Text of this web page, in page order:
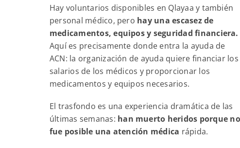
Hay voluntarios disponibles en Qlayaa y también
personal médico, pero hay una escasez de
medicamentos, equipos y seguridad financiera.
Aquí es precisamente donde entra la ayuda de
ACN: la organización de ayuda quiere financiar los
salarios de los médicos y proporcionar los
medicamentos y equipos necesarios.
El trasfondo es una experiencia dramática de las
últimas semanas: han muerto heridos porque no
fue posible una atención médica rápida.